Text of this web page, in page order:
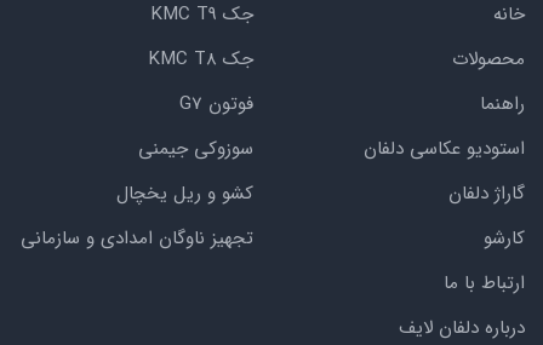
خانه
محصولات
راهنما
استودیو عکاسی دلفان
گاراژ دلفان
کارشو
ارتباط با ما
درباره دلفان لایف
جک KMC T9
جک KMC T8
فوتون G7
سوزوکی جیمنی
کشو و ریل یخچال
تجهیز ناوگان امدادی و سازمانی